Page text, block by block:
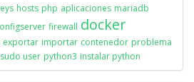
hosts php aplicaciones mariadb
firewall docker
exportar importar contenedor problema
sudo user python3 instalar python